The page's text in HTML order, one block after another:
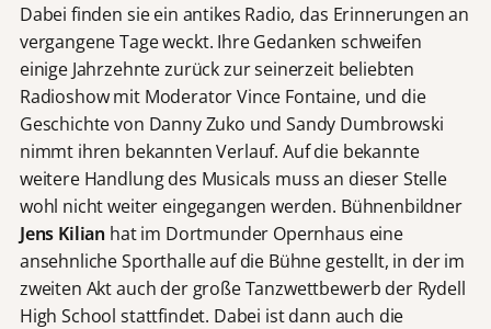
Dabei finden sie ein antikes Radio, das Erinnerungen an
vergangene Tage weckt. Ihre Gedanken schweifen
einige Jahrzehnte zurück zur seinerzeit beliebten
Radioshow mit Moderator Vince Fontaine, und die
Geschichte von Danny Zuko und Sandy Dumbrowski
nimmt ihren bekannten Verlauf. Auf die bekannte
weitere Handlung des Musicals muss an dieser Stelle
wohl nicht weiter eingegangen werden. Bühnenbildner
Jens Kilian hat im Dortmunder Opernhaus eine
ansehnliche Sporthalle auf die Bühne gestellt, in der im
zweiten Akt auch der große Tanzwettbewerb der Rydell
High School stattfindet. Dabei ist dann auch die